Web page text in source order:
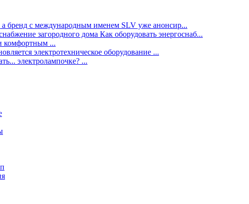
а бренд с международным именем SLV уже анонсир...
загородного дома Как оборудовать энергоснаб...
комфортным ...
электротехническое оборудование ...
электролампочке? ...